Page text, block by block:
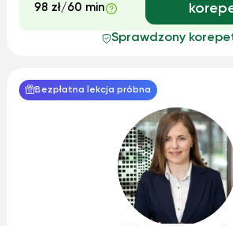
98 zł/60 min
Sprawdzony
Bezpłatna lekcja próbna